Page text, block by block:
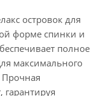
островок для
форме спинки и
полное
максимального
Прочная
гарантируя